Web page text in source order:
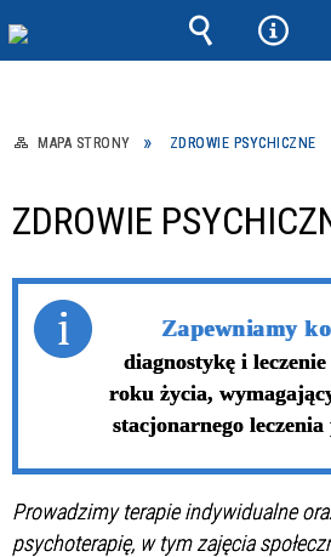
MAPA STRONY ZDROWIE PSYCHICZNE
ZDROWIE
Zapewniamy
diagnostykę i
roku życia,
stacjonarnego
Prowadzimy terapie indywidualne
psychoterapię, w tym zajęcia